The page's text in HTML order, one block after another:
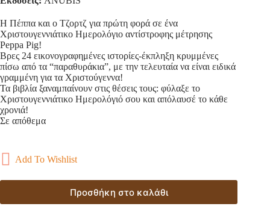
399,00 kr.
Η Πέππα και ο Τζορτζ για πρώτη φορά σε ένα
Χριστουγεννιάτικο Ημερολόγιο αντίστροφης μέτρησης
Peppa Pig!
Βρες 24 εικονογραφημένες ιστορίες-έκπληξη κρυμμένες
πίσω από τα “παραθυράκια”, με την τελευταία να είναι ειδικά
γραμμένη για τα Χριστούγεννα!
Τα βιβλία ξαναμπαίνουν στις θέσεις τους: φύλαξε το
Χριστουγεννιάτικο Ημερολόγιό σου και απόλαυσέ το κάθε
χρονιά!
Σε απόθεμα
Add To Wishlist
Προσθήκη στο καλάθι